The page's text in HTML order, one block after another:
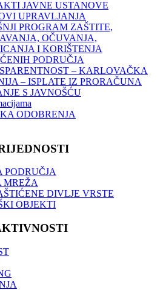
JAVNE USTANOVE
UPRAVLJANJA
PROGRAM ZAŠTITE,
OČUVANJA,
I KORIŠTENJA
PODRUČJA
– KARLOVAČKA
– ISPLATE IZ PRORAČUNA
S JAVNOŠĆU
ODOBRENJA
PODRUČJA
MREŽA
DIVLJE VRSTE
OBJEKTI